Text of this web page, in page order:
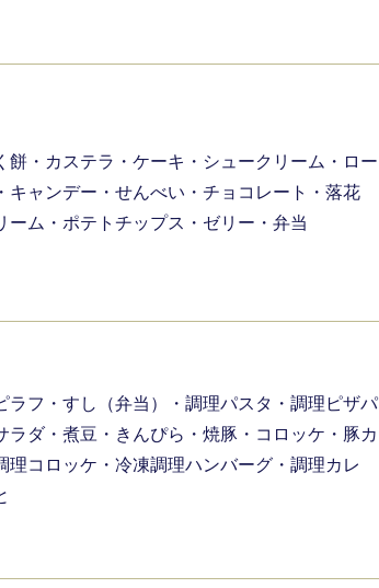
餅・カステラ・ケーキ・シュークリーム・ロー
キャンデー・せんべい・チョコレート・落花
ム・ポテトチップス・ゼリー・弁当
ラフ・すし（弁当）・調理パスタ・調理ピザパ
ラダ・煮豆・きんぴら・焼豚・コロッケ・豚カ
理コロッケ・冷凍調理ハンバーグ・調理カレ